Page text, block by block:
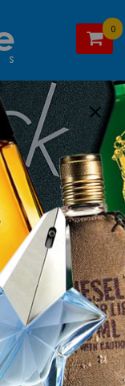
0
Eau de